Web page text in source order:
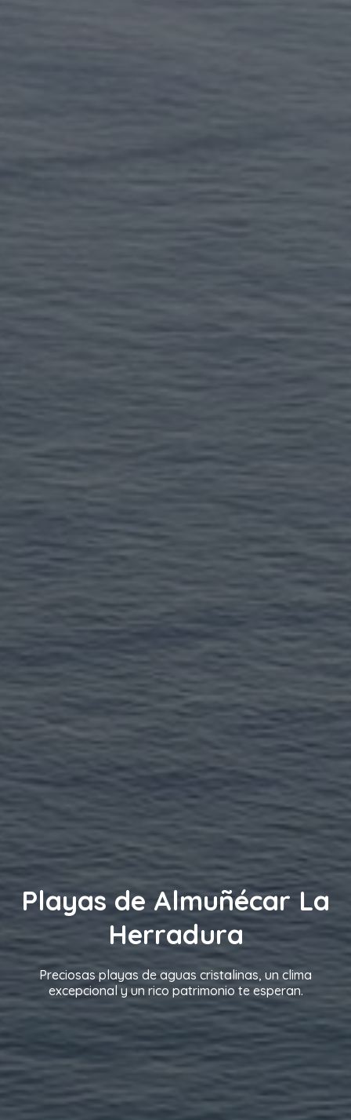
Playas de Almuñécar La
Herradura
Preciosas playas de aguas cristalinas, un clima
excepcional y un rico patrimonio te esperan.